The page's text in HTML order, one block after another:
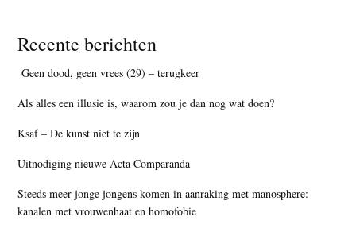
Recente berichten
Geen dood, geen vrees (29) – terugkeer
Als alles een illusie is, waarom zou je dan nog wat doen?
Ksaf – De kunst niet te zijn
Uitnodiging nieuwe Acta Comparanda
Steeds meer jonge jongens komen in aanraking met manosphere:
kanalen met vrouwenhaat en homofobie